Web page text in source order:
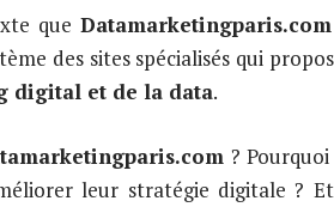
que Datamarketingparis.com
des sites spécialisés qui
digital et de la data.
?
leur stratégie digitale ?